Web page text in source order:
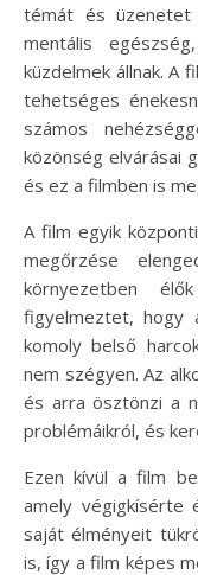
témát és üzenetet
mentális
küzdelmek állnak. A
tehetséges
számos
közönség elvárásai
és ez a filmben is
A film egyik
megőrzése
környezetben
figyelmeztet, hogy
komoly belső
nem szégyen. Az
és arra ösztönzi a
problémáikról, és
Ezen kívül a film
amely végigkísérte
saját élményeit
is, így a film képes